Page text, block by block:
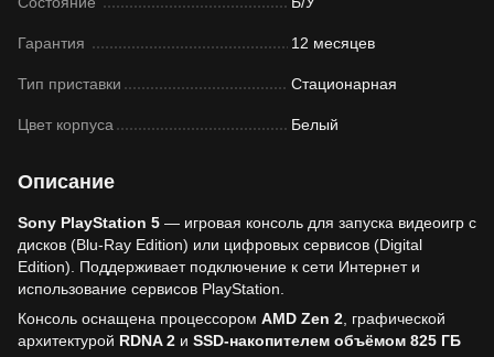
Гарантия 12 месяцев
Тип приставки Стационарная
Цвет корпуса Белый
Описание
Sony PlayStation 5 — игровая консоль для запуска видеоигр с
дисков (Blu-Ray Edition) или цифровых сервисов (Digital
Edition). Поддерживает подключение к сети Интернет и
использование сервисов PlayStation.
Консоль оснащена процессором AMD Zen 2 , графической
архитектурой RDNA 2 и SSD-накопителем объёмом 825 ГБ